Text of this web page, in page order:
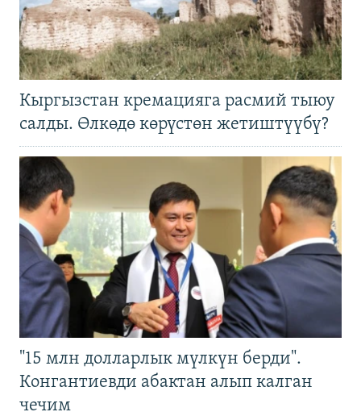
Кыргызстан кремацияга расмий тыюу
салды. Өлкөдө көрүстөн жетиштүүбү?
"15 млн долларлык мүлкүн берди".
Конгантиевди абактан алып калган
чечим